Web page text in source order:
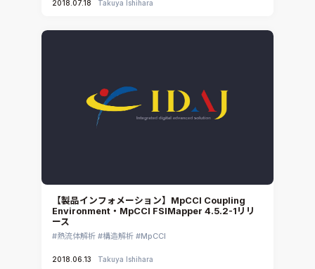
2018.07.18 Takuya Ishihara
【製品インフォメーション】MpCCI Coupling
Environment・MpCCI FSIMapper 4.5.2-1リリ
ース
熱流体解析 構造解析 MpCCI
2018.06.13 Takuya Ishihara